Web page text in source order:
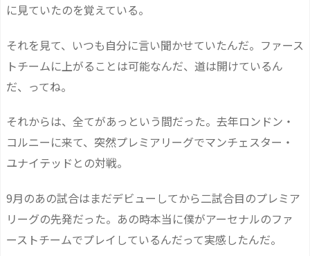
に見ていたのを覚えている。
それを見て、いつも自分に言い聞かせていたんだ。ファース
トチームに上がることは可能なんだ、道は開けているん
だ、ってね。
それからは、全てがあっという間だった。去年ロンドン・
コルニーに来て、突然プレミアリーグでマンチェスター・
ユナイテッドとの対戦。
9月のあの試合はまだデビューしてから二試合目のプレミア
リーグの先発だった。あの時本当に僕がアーセナルのファ
ーストチームでプレイしているんだって実感したんだ。